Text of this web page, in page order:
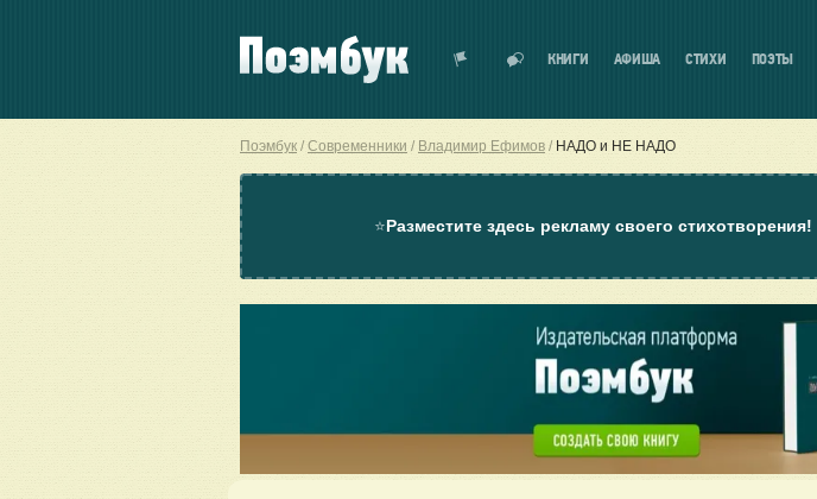
КНИГИ АФИША СТИХИ ПОЭТЫ
Поэмбук Современники Владимир Ефимов НАДО и НЕ НАДО
⭐Разместите здесь рекламу своего стихотворения!